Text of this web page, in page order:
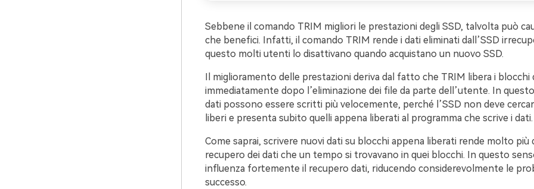
Sebbene il comando TRIM migliori le prestazioni degli SSD, talvolta può
che benefici. Infatti, il comando TRIM rende i dati eliminati dall’SSD
questo molti utenti lo disattivano quando acquistano un nuovo SSD.
Il miglioramento delle prestazioni deriva dal fatto che TRIM libera i blocchi
immediatamente dopo l’eliminazione dei file da parte dell’utente. In
dati possono essere scritti più velocemente, perché l’SSD non deve
liberi e presenta subito quelli appena liberati al programma che scrive i dati.
Come saprai, scrivere nuovi dati su blocchi appena liberati rende molto più
recupero dei dati che un tempo si trovavano in quei blocchi. In questo
influenza fortemente il recupero dati, riducendo considerevolmente le
successo.